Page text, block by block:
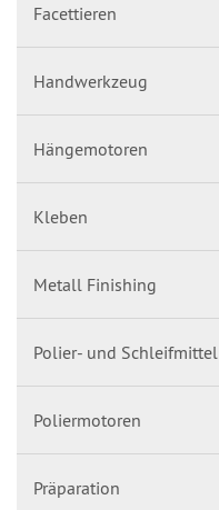
Facettieren
Handwerkzeug
Hängemotoren
Kleben
Metall Finishing
Polier- und Schleifmittel
Poliermotoren
Präparation